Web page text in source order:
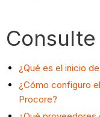
¿Qué es el inicio
¿Cómo configuro
Procore?